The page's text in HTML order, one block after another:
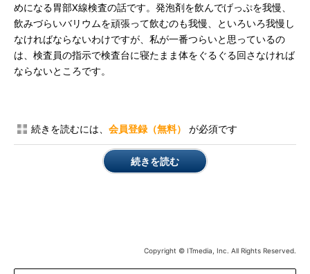
めになる胃部X線検査の話です。発泡剤を飲んでげっぷを我慢、
飲みづらいバリウムを頑張って飲むのも我慢、といろいろ我慢し
なければならないわけですが、私が一番つらいと思っているの
は、検査員の指示で検査台に寝たまま体をぐるぐる回さなければ
ならないところです。
続きを読むには、 会員登録（無料） が必須です
続きを読む
Copyright © ITmedia, Inc. All Rights Reserved.